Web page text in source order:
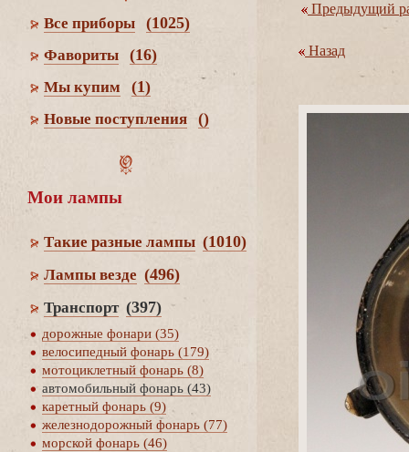
се приборы (1025)
Фавориты (16)
Мы купим (1)
Новые поступления ()
Мои лампы
Такие разные лампы (1010)
Лампы везде (496)
Транспорт (397)
дорожные фонари (35)
елосипедный фонарь (179)
мотоциклетный фонарь (8)
автомобильный фонарь (43)
каретный фонарь (9)
железнодорожный фонарь (77)
морской фонарь (46)
Предыдущий
Назад